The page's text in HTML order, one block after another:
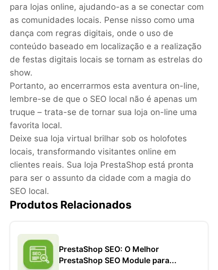
para lojas online, ajudando-as a se conectar com
as comunidades locais. Pense nisso como uma
dança com regras digitais, onde o uso de
conteúdo baseado em localização e a realização
de festas digitais locais se tornam as estrelas do
show.
Portanto, ao encerrarmos esta aventura on-line,
lembre-se de que o SEO local não é apenas um
truque – trata-se de tornar sua loja on-line uma
favorita local.
Deixe sua loja virtual brilhar sob os holofotes
locais, transformando visitantes online em
clientes reais. Sua loja PrestaShop está pronta
para ser o assunto da cidade com a magia do
SEO local.
Produtos Relacionados
PrestaShop SEO: O Melhor
PrestaShop SEO Module para...